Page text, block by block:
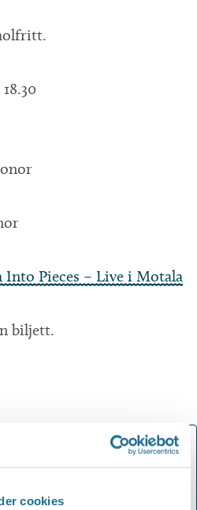
cookies
Pieces – Live i Motala
biljett.